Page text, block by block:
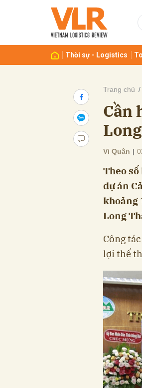
Thời sự - Logistics
Trang chủ
Cần
Vi Quân |
Theo
dự án
khoảng
Long
Công
lợi thế